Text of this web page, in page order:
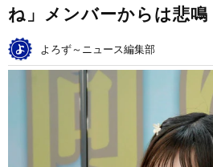
ね」メンバーからは悲鳴
よろず～ニュース編集部